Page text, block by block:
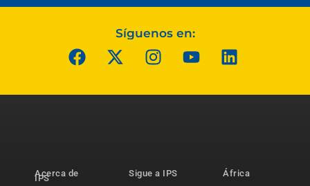
Síguenos en:
Acerca de
IPS
Sigue a IPS
África